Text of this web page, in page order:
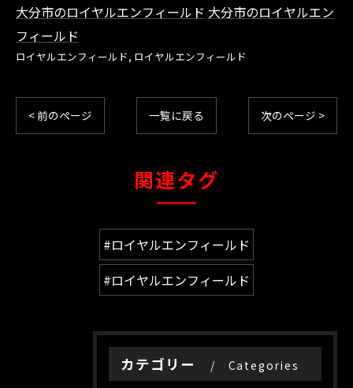
大分市のロイヤルエンフィールド 大分市のロイヤルエン
フィールド
ロイヤルエンフィールド ロイヤルエンフィールド
< 前のページ 一覧に戻る 次のページ >
関連タグ
#ロイヤルエンフィールド
#ロイヤルエンフィールド
カテゴリー Categories